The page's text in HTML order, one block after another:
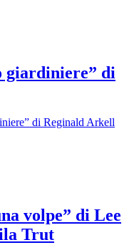
giardiniere” di
di Reginald Arkell
volpe” di Lee
Trut